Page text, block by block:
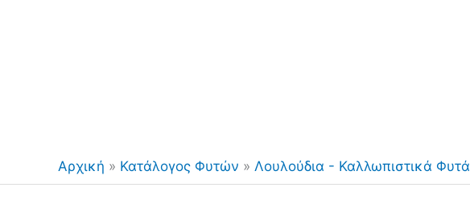
Αρχική » Κατάλογος Φυτών » Λουλούδια - Καλλωπιστικά Φυτά